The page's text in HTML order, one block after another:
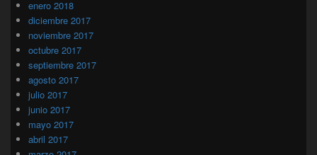
enero 2018
diciembre 2017
noviembre 2017
octubre 2017
septiembre 2017
agosto 2017
julio 2017
junio 2017
mayo 2017
abril 2017